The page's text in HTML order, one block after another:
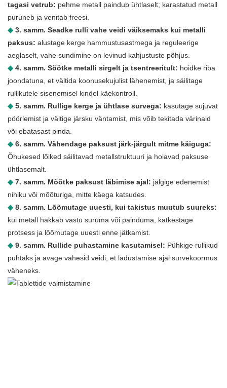
tagasi vetrub: pehme metall paindub ühtlaselt; karastatud metall
puruneb ja venitab freesi.
◆3. samm. Seadke rulli vahe veidi väiksemaks kui metalli
paksus: alustage kerge hammustusastmega ja reguleerige
aeglaselt, vahe sundimine on levinud kahjustuste põhjus.
◆4. samm. Söötke metalli sirgelt ja tsentreeritult: hoidke riba
joondatuna, et vältida koonusekujulist lähenemist, ja säilitage
rullikutele sisenemisel kindel käekontroll.
◆5. samm. Rullige kerge ja ühtlase survega: kasutage sujuvat
pöörlemist ja vältige järsku väntamist, mis võib tekitada värinaid
või ebatasast pinda.
◆6. samm. Vähendage paksust järk-järgult mitme käiguga:
Õhukesed lõiked säilitavad metallstruktuuri ja hoiavad paksuse
ühtlasemalt.
◆7. samm. Mõõtke paksust läbimise ajal: jälgige edenemist
nihiku või mõõturiga, mitte käega katsudes.
◆8. samm. Lõõmutage uuesti, kui takistus muutub suureks:
kui metall hakkab vastu suruma või painduma, katkestage
protsess ja lõõmutage uuesti enne jätkamist.
◆9. samm. Rullide puhastamine kasutamisel: Pühkige rullikud
puhtaks ja avage vahesid veidi, et ladustamise ajal survekoormus
väheneks.